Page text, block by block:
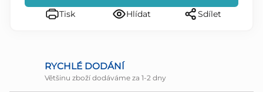
Tisk
Hlídat Sdílet
RYCHLÉ DODÁNÍ
Většinu zboží dodáváme za 1-2 dny